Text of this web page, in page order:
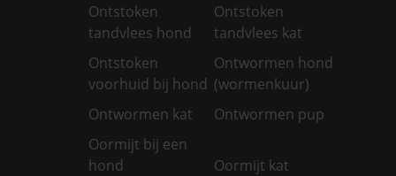
Ontstoken
tandvlees hond
Ontstoken
tandvlees kat
Ontstoken
voorhuid bij hond
Ontwormen hond
(wormenkuur)
Ontwormen kat
Ontwormen pup
Oormijt bij een
hond
Oormijt kat